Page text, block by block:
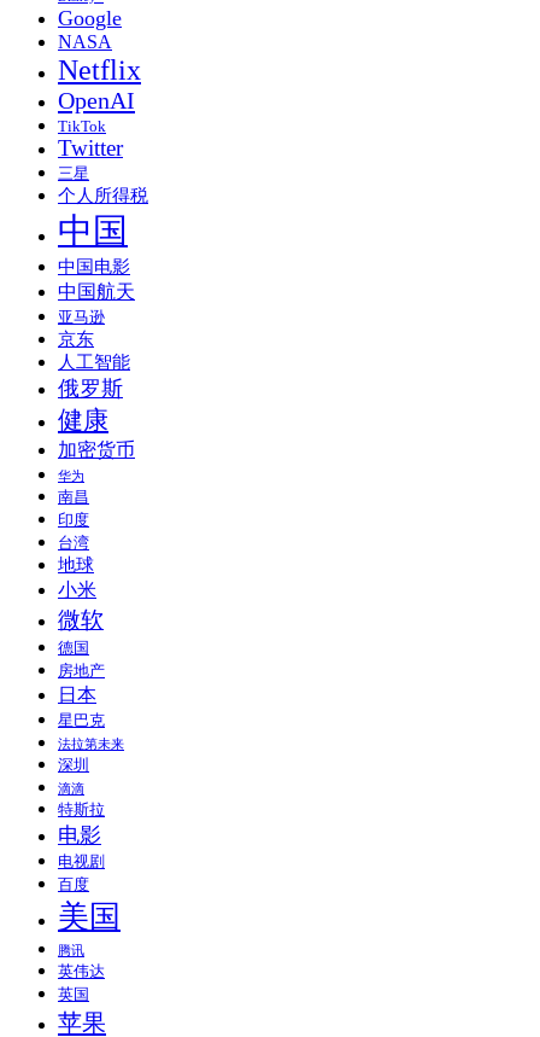
Google
NASA
Netflix
OpenAI
TikTok
Twitter
三星
个人所得税
中国
中国电影
中国航天
亚马逊
京东
人工智能
俄罗斯
健康
加密货币
华为
南昌
印度
台湾
地球
小米
微软
德国
房地产
日本
星巴克
法拉第未来
深圳
滴滴
特斯拉
电影
电视剧
百度
美国
腾讯
英伟达
英国
苹果